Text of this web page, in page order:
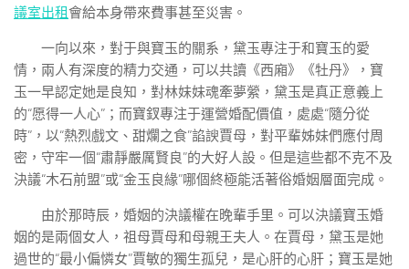
議室出租會給本身帶來費事甚至災害。
一向以來，對于與寶玉的關系，黛玉專注于和寶玉的愛
情，兩人有深度的精力交通，可以共讀《西廂》《牡丹》，寶
玉一早認定她是良知，對林妹妹魂牽夢縈，黛玉是真正意義上
的“愿得一人心”；而寶釵專注于運營婚配價值，處處“隨分從
時”，以“熱烈戲文、甜爛之食”諂諛賈母，對平輩姊妹們應付周
密，守牢一個“肅靜嚴厲賢良”的大好人設。但是這些都不克不及
決議“木石前盟”或“金玉良緣”哪個終極能活著俗婚姻層面完成。
由於那時辰，婚姻的決議權在晚輩手里。可以決議寶玉婚
姻的是兩個女人，祖母賈母和母親王夫人。在賈母，黛玉是她
過世的“最小偏憐女”賈敏的獨生孤兒，是心肝的心肝；寶玉是她